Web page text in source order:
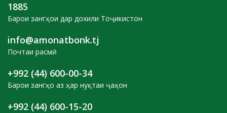
1885
Барои зангҳои дар дохили Тоҷикистон
info@amonatbonk.tj
Почтаи расмӣ
+992 (44) 600-00-34
Барои зангҳо аз ҳар нуқтаи ҷаҳон
+992 (44) 600-15-20